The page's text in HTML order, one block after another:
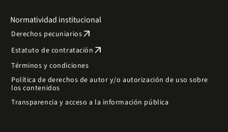
Normatividad institucional
Derechos pecuniariosarrow_outward
Estatuto de contratación arrow_outward
Términos y condiciones
Política de derechos de autor y/o autorización de uso sobre
los contenidos
Transparencia y acceso a la información pública